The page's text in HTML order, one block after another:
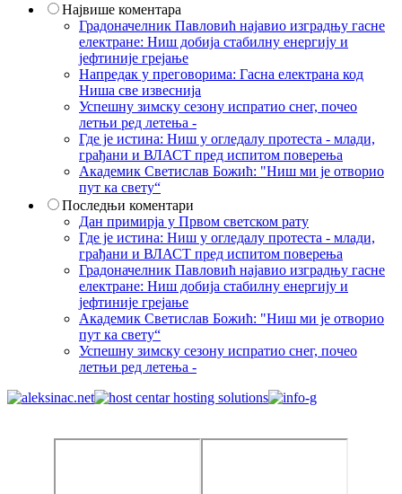
Највише коментара
Градоначелник Павловић најавио изградњу гасне
електране: Ниш добија стабилну енергију и
јефтиније грејање
Напредак у преговорима: Гасна електрана код
Ниша све извеснија
Успешну зимску сезону испратио снег, почео
летњи ред летења -
Где је истина: Ниш у огледалу протеста - млади,
грађани и ВЛАСТ пред испитом поверења
Академик Светислав Божић: "Ниш ми је отворио
пут ка свету“
Последњи коментари
Дан примирја у Првом светском рату
Где је истина: Ниш у огледалу протеста - млади,
грађани и ВЛАСТ пред испитом поверења
Градоначелник Павловић најавио изградњу гасне
електране: Ниш добија стабилну енергију и
јефтиније грејање
Академик Светислав Божић: "Ниш ми је отворио
пут ка свету“
Успешну зимску сезону испратио снег, почео
летњи ред летења -